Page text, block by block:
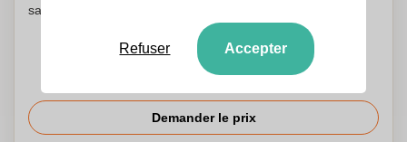
satisfaction !
Demander le prix
Refuser Accepter